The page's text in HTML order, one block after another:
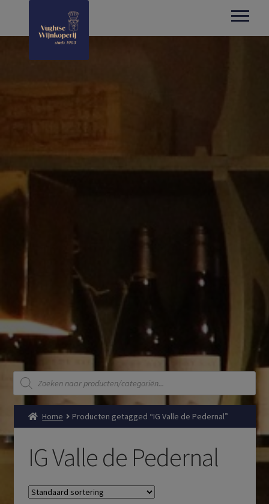
Producten
zoeken
Home Producten getagged “IG Valle de Pedernal”
IG Valle de Pedernal